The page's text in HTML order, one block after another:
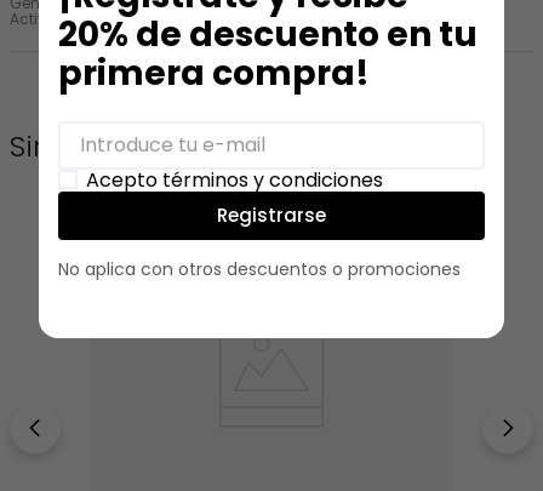
Actividad: Estudio Trabajo Universitario
Similares
20% de descuento en tu
primera compra!
Acepto términos y condiciones
Registrarse
No aplica con otros descuentos o promociones